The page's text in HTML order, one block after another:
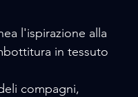
l'ispirazione alla
in tessuto
compagni,